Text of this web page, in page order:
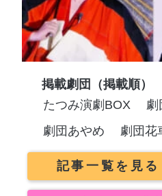
掲載劇団（掲載順）
たつみ演劇BOX
劇
劇団あやめ
劇団花
記事一覧を見る